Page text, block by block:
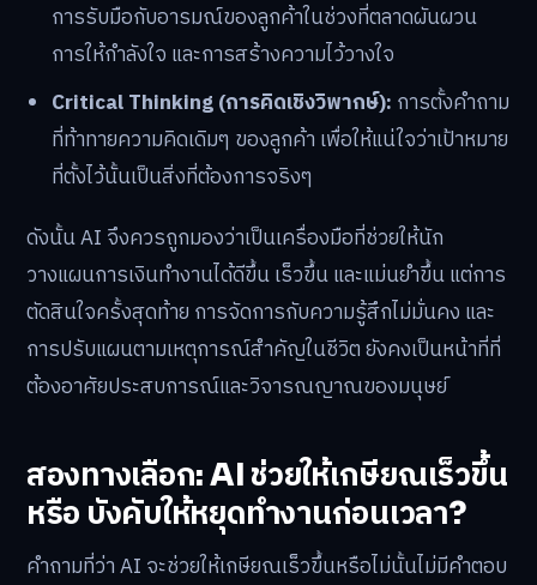
การรับมือกับอารมณ์ของลูกค้าในช่วงที่ตลาดผันผวน
การให้กำลังใจ และการสร้างความไว้วางใจ
Critical Thinking (การคิดเชิงวิพากษ์): การตั้งคำถาม
ที่ท้าทายความคิดเดิมๆ ของลูกค้า เพื่อให้แน่ใจว่าเป้าหมาย
ที่ตั้งไว้นั้นเป็นสิ่งที่ต้องการจริงๆ
ดังนั้น AI จึงควรถูกมองว่าเป็นเครื่องมือที่ช่วยให้นัก
วางแผนการเงินทำงานได้ดีขึ้น เร็วขึ้น และแม่นยำขึ้น แต่การ
ตัดสินใจครั้งสุดท้าย การจัดการกับความรู้สึกไม่มั่นคง และ
การปรับแผนตามเหตุการณ์สำคัญในชีวิต ยังคงเป็นหน้าที่ที่
ต้องอาศัยประสบการณ์และวิจารณญาณของมนุษย์
สองทางเลือก: AI ช่วยให้เกษียณเร็วขึ้น
หรือ บังคับให้หยุดทำงานก่อนเวลา?
คำถามที่ว่า AI จะช่วยให้เกษียณเร็วขึ้นหรือไม่นั้นไม่มีคำตอบ